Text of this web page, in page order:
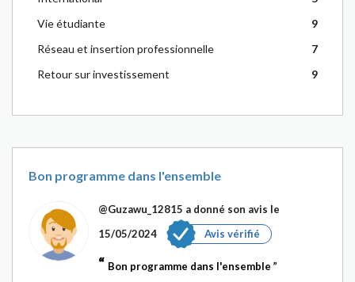
Vie étudiante
9
Réseau et insertion professionnelle
7
Retour sur investissement
9
Bon programme dans l'ensemble
@Guzawu_12815 a donné son avis le
15/05/2024
Avis vérifié
Bon programme dans l'ensemble